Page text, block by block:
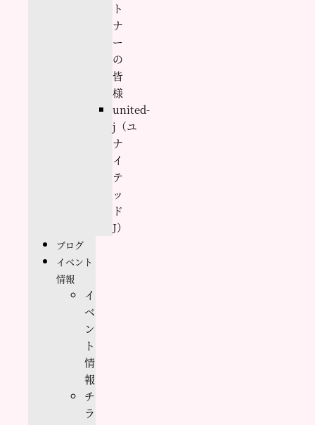
ト
ナ
ー
の
皆
様
united-
j（ユ
ナ
イ
テ
ッ
ド
J）
ブログ
イベント
情報
イ
ベ
ン
ト
情
報
チ
ラ